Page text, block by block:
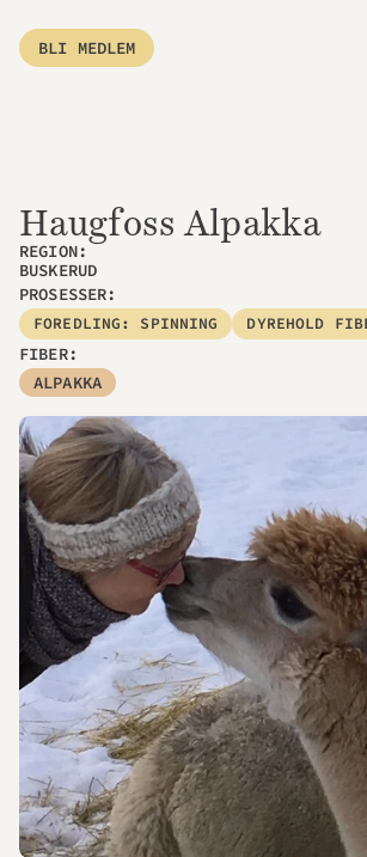
BLI MEDLEM
Haugfoss Alpakka
REGION:
BUSKERUD
PROSESSER:
FOREDLING: SPINNING DYREHOLD
FIBER:
ALPAKKA